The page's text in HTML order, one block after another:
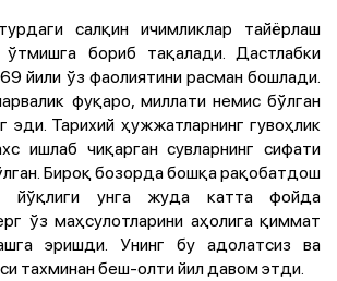
салқин ичимликлар тайёрлаш
ўтмишга бориб тақалади. Дастлабки
йили ўз фаолиятини расман бошлади.
фуқаро, миллати немис бўлган
эди. Тарихий ҳужжатларнинг гувоҳлик
ишлаб чиқарган сувларнинг сифати
Бироқ бозорда бошқа рақобатдош
йўқлиги унга жуда катта фойда
ўз маҳсулотларини аҳолига қиммат
эришди. Унинг бу адолатсиз ва
тахминан беш-олти йил давом этди.